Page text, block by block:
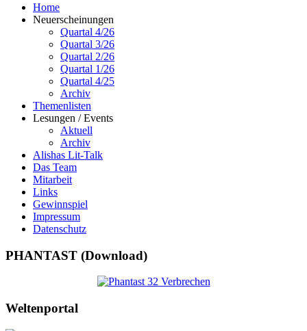
Home
Neuerscheinungen
Quartal 4/26
Quartal 3/26
Quartal 2/26
Quartal 1/26
Quartal 4/25
Archiv
Themenlisten
Lesungen / Events
Aktuell
Archiv
Alishas Lit-Talk
Das Team
Mitarbeit
Links
Gewinnspiel
Impressum
Datenschutz
PHANTAST (Download)
Weltenportal